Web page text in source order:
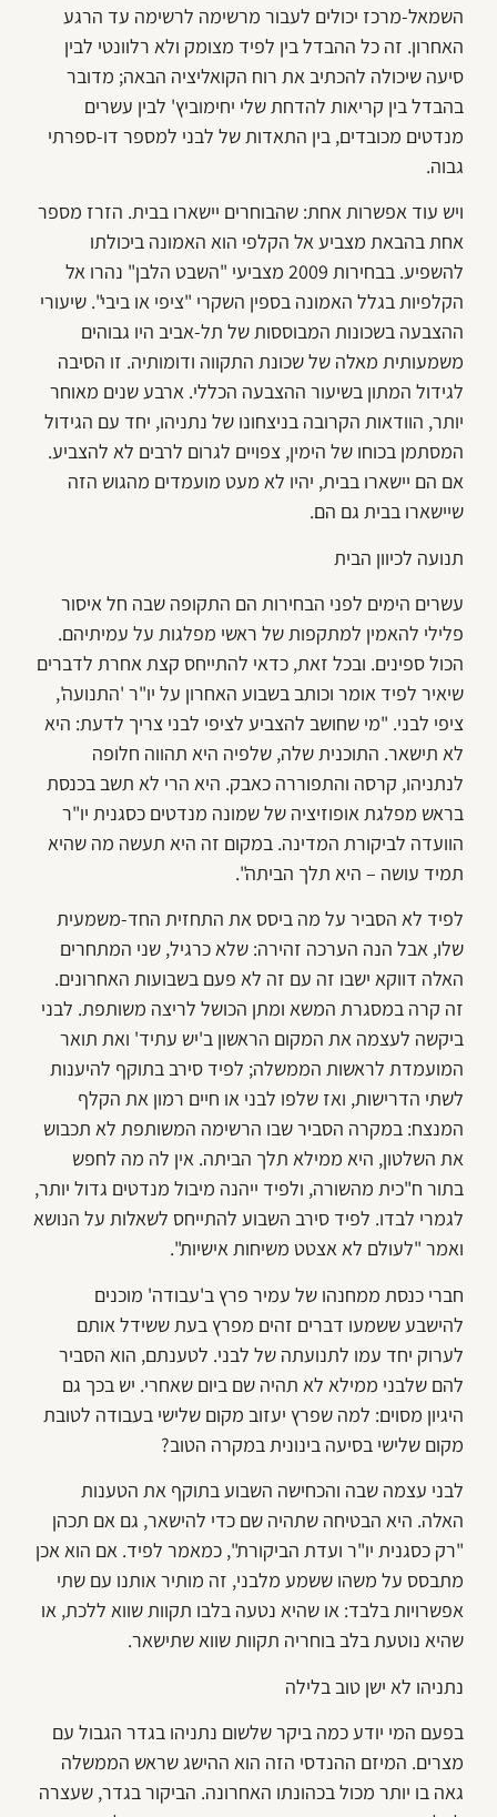
השמאל-מרכז יכולים לעבור מרשימה לרשימה עד הרגע
האחרון. זה כל ההבדל בין לפיד מצומק ולא רלוונטי לבין
סיעה שיכולה להכתיב את רוח הקואליציה הבאה; מדובר
בהבדל בין קריאות להדחת שלי יחימוביץ' לבין עשרים
מנדטים מכובדים, בין התאדות של לבני למספר דו-ספרתי
גבוה.
ויש עוד אפשרות אחת: שהבוחרים יישארו בבית. הזרז מספר
אחת בהבאת מצביע אל הקלפי הוא האמונה ביכולתו
להשפיע. בבחירות 2009 מצביעי "השבט הלבן" נהרו אל
הקלפיות בגלל האמונה בספין השקרי "ציפי או ביבי". שיעורי
ההצבעה בשכונות המבוססות של תל-אביב היו גבוהים
משמעותית מאלה של שכונת התקווה ודומותיה. זו הסיבה
לגידול המתון בשיעור ההצבעה הכללי. ארבע שנים מאוחר
יותר, הוודאות הקרובה בניצחונו של נתניהו, יחד עם הגידול
המסתמן בכוחו של הימין, צפויים לגרום לרבים לא להצביע.
אם הם יישארו בבית, יהיו לא מעט מועמדים מהגוש הזה
שיישארו בבית גם הם.
תנועה לכיוון הבית
עשרים הימים לפני הבחירות הם התקופה שבה חל איסור
פלילי להאמין למתקפות של ראשי מפלגות על עמיתיהם.
הכול ספינים. ובכל זאת, כדאי להתייחס קצת אחרת לדברים
שיאיר לפיד אומר וכותב בשבוע האחרון על יו"ר 'התנועה',
ציפי לבני. "מי שחושב להצביע לציפי לבני צריך לדעת: היא
לא תישאר. התוכנית שלה, שלפיה היא תהווה חלופה
לנתניהו, קרסה והתפוררה כאבק. היא הרי לא תשב בכנסת
בראש מפלגת אופוזיציה של שמונה מנדטים כסגנית יו"ר
הוועדה לביקורת המדינה. במקום זה היא תעשה מה שהיא
תמיד עושה – היא תלך הביתה".
לפיד לא הסביר על מה ביסס את התחזית החד-משמעית
שלו, אבל הנה הערכה זהירה: שלא כרגיל, שני המתחרים
האלה דווקא ישבו זה עם זה לא פעם בשבועות האחרונים.
זה קרה במסגרת המשא ומתן הכושל לריצה משותפת. לבני
ביקשה לעצמה את המקום הראשון ב'יש עתיד' ואת תואר
המועמדת לראשות הממשלה; לפיד סירב בתוקף להיענות
לשתי הדרישות, ואז שלפו לבני או חיים רמון את הקלף
המנצח: במקרה הסביר שבו הרשימה המשותפת לא תכבוש
את השלטון, היא ממילא תלך הביתה. אין לה מה לחפש
בתור ח"כית מהשורה, ולפיד ייהנה מיבול מנדטים גדול יותר,
לגמרי לבדו. לפיד סירב השבוע להתייחס לשאלות על הנושא
ואמר "לעולם לא אצטט משיחות אישיות".
חברי כנסת ממחנהו של עמיר פרץ ב'עבודה' מוכנים
להישבע ששמעו דברים זהים מפרץ בעת ששידל אותם
לערוק יחד עמו לתנועתה של לבני. לטענתם, הוא הסביר
להם שלבני ממילא לא תהיה שם ביום שאחרי. יש בכך גם
היגיון מסוים: למה שפרץ יעזוב מקום שלישי בעבודה לטובת
מקום שלישי בסיעה בינונית במקרה הטוב?
לבני עצמה שבה והכחישה השבוע בתוקף את הטענות
האלה. היא הבטיחה שתהיה שם כדי להישאר, גם אם תכהן
"רק כסגנית יו"ר ועדת הביקורת", כמאמר לפיד. אם הוא אכן
מתבסס על משהו ששמע מלבני, זה מותיר אותנו עם שתי
אפשרויות בלבד: או שהיא נטעה בלבו תקוות שווא ללכת, או
שהיא נוטעת בלב בוחריה תקוות שווא שתישאר.
נתניהו לא ישן טוב בלילה
בפעם המי יודע כמה ביקר שלשום נתניהו בגדר הגבול עם
מצרים. המיזם ההנדסי הזה הוא ההישג שראש הממשלה
גאה בו יותר מכול בכהונתו האחרונה. הביקור בגדר, שעצרה